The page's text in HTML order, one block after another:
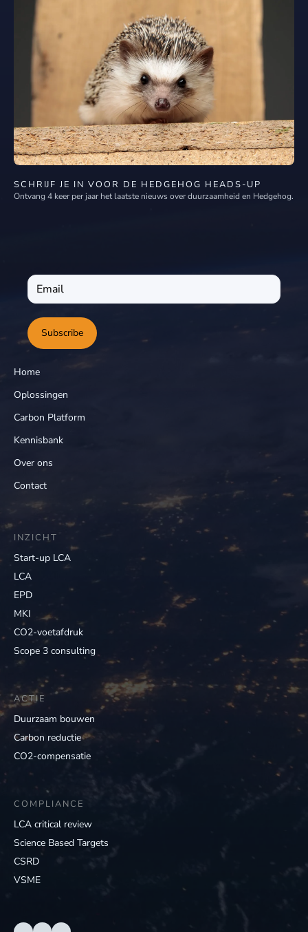
SCHRIJF JE IN VOOR DE HEDGEHOG HEADS-UP
Ontvang 4 keer per jaar het laatste nieuws over duurzaamheid en Hedgehog.
Subscribe
Home
Oplossingen
Carbon Platform
Kennisbank
Over ons
Contact
INZICHT
Start-up LCA
LCA
EPD
MKI
CO2-voetafdruk
Scope 3 consulting
ACTIE
Duurzaam bouwen
Carbon reductie
CO2-compensatie
COMPLIANCE
LCA critical review
Science Based Targets
CSRD
VSME